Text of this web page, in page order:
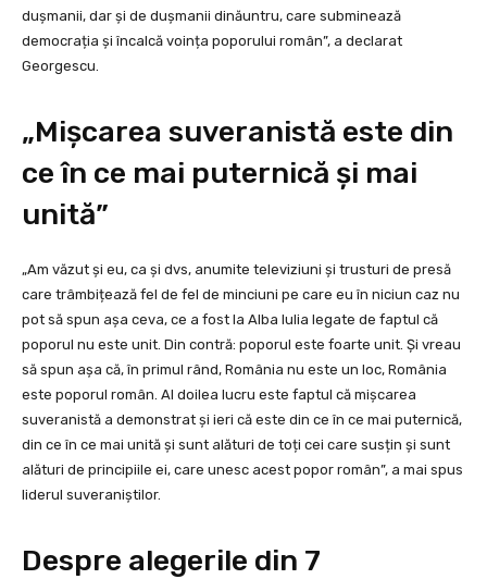
dușmanii, dar și de dușmanii dinăuntru, care subminează
democrația și încalcă voința poporului român”, a declarat
Georgescu.
„Mișcarea suveranistă este din
ce în ce mai puternică și mai
unită”
„Am văzut și eu, ca și dvs, anumite televiziuni și trusturi de presă
care trâmbițează fel de fel de minciuni pe care eu în niciun caz nu
pot să spun așa ceva, ce a fost la Alba Iulia legate de faptul că
poporul nu este unit. Din contră: poporul este foarte unit. Și vreau
să spun așa că, în primul rând, România nu este un loc, România
este poporul român. Al doilea lucru este faptul că mișcarea
suveranistă a demonstrat și ieri că este din ce în ce mai puternică,
din ce în ce mai unită și sunt alături de toți cei care susțin și sunt
alături de principiile ei, care unesc acest popor român”, a mai spus
liderul suveraniștilor.
Despre alegerile din 7